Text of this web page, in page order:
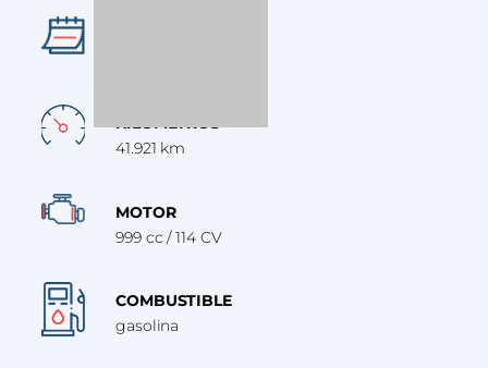
KILÓMETROS
41.921 km
MOTOR
999 cc / 114 CV
COMBUSTIBLE
gasolina